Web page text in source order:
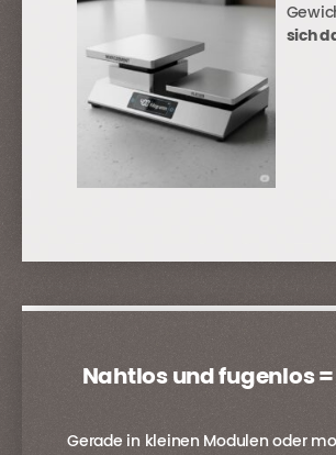
sich
Nahtlos und fugenlos
Gerade in kleinen Modulen oder